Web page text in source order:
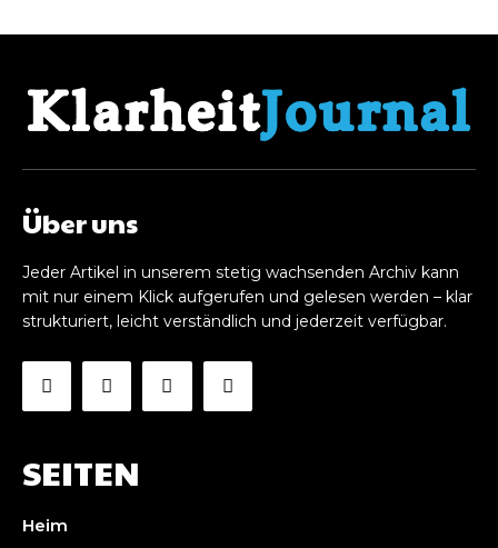
Über uns
Jeder Artikel in unserem stetig wachsenden Archiv kann
mit nur einem Klick aufgerufen und gelesen werden – klar
strukturiert, leicht verständlich und jederzeit verfügbar.
SEITEN
Heim